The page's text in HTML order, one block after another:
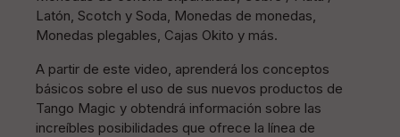
Latón, Scotch y Soda, Monedas de monedas,
Monedas plegables, Cajas Okito y más.
A partir de este video, aprenderá los conceptos
básicos sobre el uso de sus nuevos productos de
Tango Magic y obtendrá información sobre las
increíbles posibilidades que ofrece la línea de